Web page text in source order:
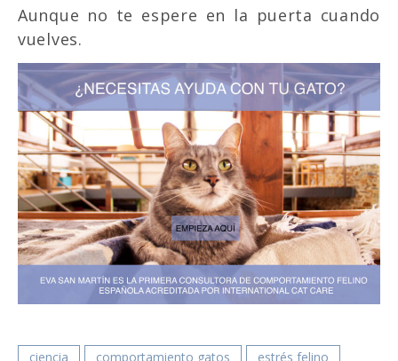
Aunque no te espere en la puerta cuando
vuelves.
ciencia comportamiento gatos
estrés felino